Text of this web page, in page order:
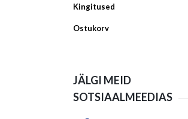
Kingitused
Ostukorv
JÄLGI MEID
SOTSIAALMEEDIAS